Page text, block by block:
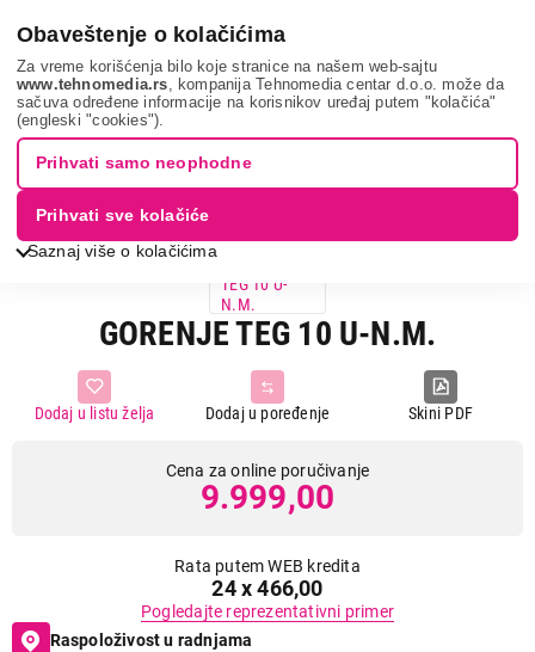
Obaveštenje o kolačićima
Za vreme korišćenja bilo koje stranice na našem web-sajtu
www.tehnomedia.rs , kompanija Tehnomedia centar d.o.o. može da
sačuva određene informacije na korisnikov uređaj putem "kolačića"
(engleski "cookies").
Saznaj više o kolačićima
Prihvati samo neophodne
Prihvati sve kolačiće
Bela tehnika Bojleri Kuhinjski bojleri Gorenje teg 10 ...
GORENJE TEG 10 U-N.M.
Skini PDF
Dodaj u poređenje
Dodaj u listu želja
Cena za online poručivanje
9.999,00
Rata putem WEB kredita
24 x 466,00
Pogledajte reprezentativni primer
Raspoloživost u radnjama